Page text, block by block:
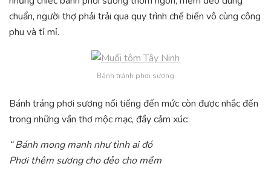
chuẩn, người thợ phải trải qua quy trình chế biến vô cùng công
phu và tỉ mỉ.
Bánh tránh phơi sương
Bánh tráng phơi sương nổi tiếng đến mức còn được nhắc đến
trong những vần thơ mộc mạc, đầy cảm xúc:
“ Bánh mong manh như tình ai đó
Phơi thêm sương cho dẻo cho mềm